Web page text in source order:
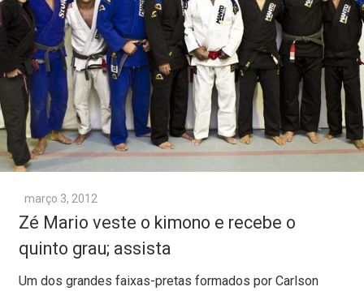
março 3, 2012
Zé Mario veste o kimono e recebe o
quinto grau; assista
Um dos grandes faixas-pretas formados por Carlson